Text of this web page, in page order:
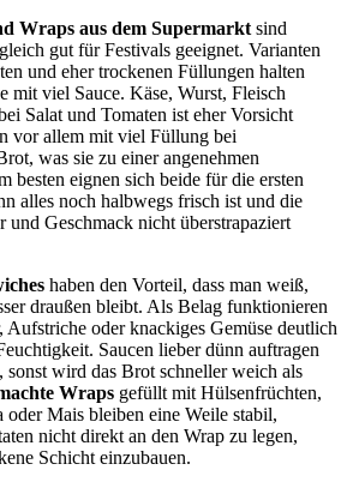
Wraps aus dem Supermarkt sind
gut für Festivals geeignet. Varianten
und eher trockenen Füllungen halten
mit viel Sauce. Käse, Wurst, Fleisch
Salat und Tomaten ist eher Vorsicht
vor allem mit viel Füllung bei
was sie zu einer angenehmen
besten eignen sich beide für die ersten
alles noch halbwegs frisch ist und die
und Geschmack nicht überstrapaziert
haben den Vorteil, dass man weiß,
draußen bleibt. Als Belag funktionieren
Aufstriche oder knackiges Gemüse deutlich
Saucen lieber dünn auftragen
sonst wird das Brot schneller weich als
Wraps gefüllt mit Hülsenfrüchten,
oder Mais bleiben eine Weile stabil,
nicht direkt an den Wrap zu legen,
Schicht einzubauen.